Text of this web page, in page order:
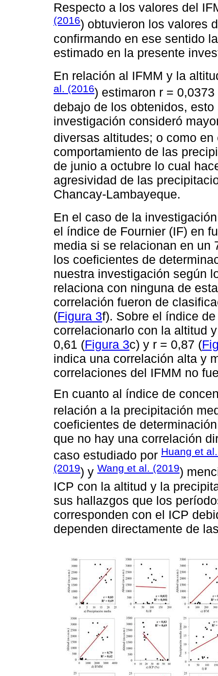
Respecto a los valores del
(2016) obtuvieron los valores
confirmando en ese sentido
estimado en la presente
En relación al IFMM y la
al. (2016) estimaron r = 0,0373
debajo de los obtenidos,
investigación consideró
diversas altitudes; o como
comportamiento de las
de junio a octubre lo cual
agresividad de las
Chancay-Lambayeque.
En el caso de la
el índice de Fournier (IF) en
media si se relacionan en un
los coeficientes de
nuestra investigación según
relaciona con ninguna de
correlación fueron de
(Figura 3f). Sobre el índice
correlacionarlo con la altitud
0,61 (Figura 3c) y r = 0,87 (
indica una correlación alta y
correlaciones del IFMM no
En cuanto al índice de
relación a la precipitación
coeficientes de
que no hay una correlación
caso estudiado por Huang et
(2019) y Wang et al. (2019)
ICP con la altitud y la
sus hallazgos que los
corresponden con el ICP
dependen directamente de